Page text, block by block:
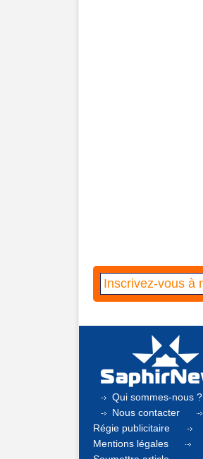
Qui sommes-nous ?
Nous contacter
Régie publicitaire
Mentions légales